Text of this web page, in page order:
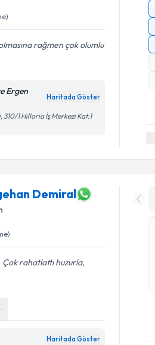
rağmen çok olumlu
Ergen
Haritada Göster
1 Hilloria İş Merkezi Kat:1
Demiral
rahatlattı huzurla,
Haritada Göster